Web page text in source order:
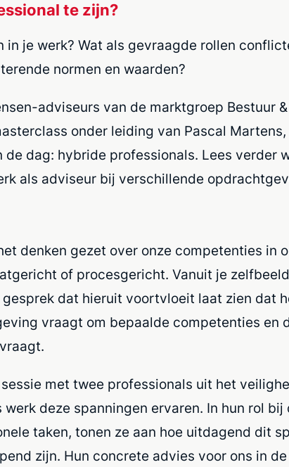
te zijn?
je werk? Wat als gevraagde rollen
normen en waarden?
adviseurs van de marktgroep Bestuur
onder leiding van Pascal
de dag: hybride professionals. Lees verder
als adviseur bij verschillende
denken gezet over onze competenties in
of procesgericht. Vanuit je
dat hieruit voortvloeit laat zien dat
vraagt om bepaalde competenties en
met twee professionals uit het
deze spanningen ervaren. In hun rol bij
taken, tonen ze aan hoe uitdagend dit
zijn. Hun concrete advies voor ons in